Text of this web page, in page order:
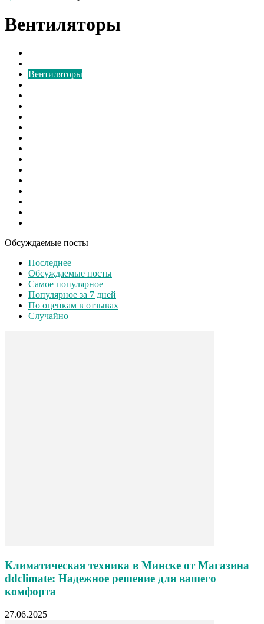
Вентиляторы
Вентиляторы
Обсуждаемые посты
Последнее
Обсуждаемые посты
Самое популярное
Популярное за 7 дней
По оценкам в отзывах
Случайно
Климатическая техника в Минске от Магазина
ddclimate: Надежное решение для вашего
комфорта
27.06.2025